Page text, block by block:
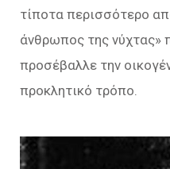
τίποτα περισσότερο
άνθρωπος της νύχτας»
προσέβαλλε την
προκλητικό τρόπο.